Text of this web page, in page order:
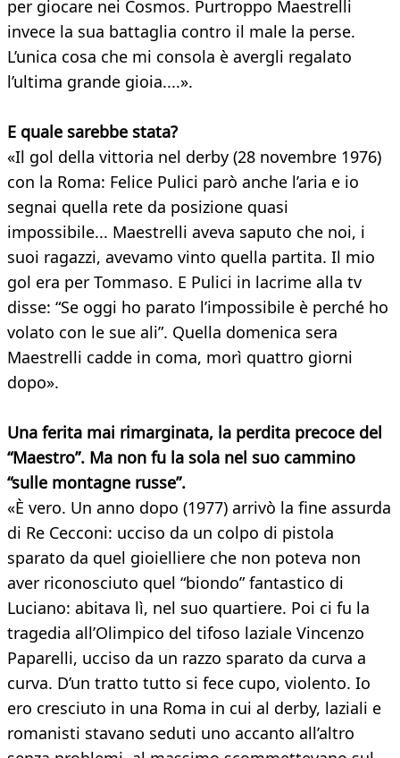
per giocare nei Cosmos. Purtroppo Maestrelli
invece la sua battaglia contro il male la perse.
L’unica cosa che mi consola è avergli regalato
l’ultima grande gioia....».
E quale sarebbe stata?
«Il gol della vittoria nel derby (28 novembre 1976)
con la Roma: Felice Pulici parò anche l’aria e io
segnai quella rete da posizione quasi
impossibile... Maestrelli aveva saputo che noi, i
suoi ragazzi, avevamo vinto quella partita. Il mio
gol era per Tommaso. E Pulici in lacrime alla tv
disse: “Se oggi ho parato l’impossibile è perché ho
volato con le sue ali”. Quella domenica sera
Maestrelli cadde in coma, morì quattro giorni
dopo».
Una ferita mai rimarginata, la perdita precoce del
“Maestro”. Ma non fu la sola nel suo cammino
“sulle montagne russe”.
«È vero. Un anno dopo (1977) arrivò la fine assurda
di Re Cecconi: ucciso da un colpo di pistola
sparato da quel gioielliere che non poteva non
aver riconosciuto quel “biondo” fantastico di
Luciano: abitava lì, nel suo quartiere. Poi ci fu la
tragedia all’Olimpico del tifoso laziale Vincenzo
Paparelli, ucciso da un razzo sparato da curva a
curva. D’un tratto tutto si fece cupo, violento. Io
ero cresciuto in una Roma in cui al derby, laziali e
romanisti stavano seduti uno accanto all’altro